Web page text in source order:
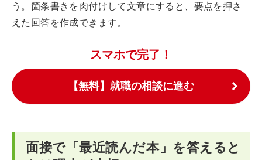
う。箇条書きを肉付けして文章にすると、要点を押さ
えた回答を作成できます。
スマホで完了！
【無料】就職の相談に進む
面接で「最近読んだ本」を答えると